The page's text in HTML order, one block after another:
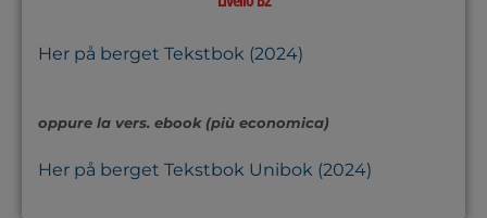
Her på berget Tekstbok (2024)
oppure la vers. ebook (più economica)
Her på berget Tekstbok Unibok (2024)